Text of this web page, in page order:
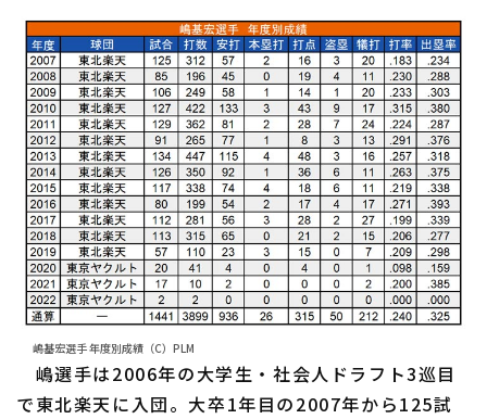
嶋基宏選手 年度別成績（C）PLM
嶋選手は2006年の大学生・社会人ドラフト3巡目
で東北楽天に入団。大卒1年目の2007年から125試